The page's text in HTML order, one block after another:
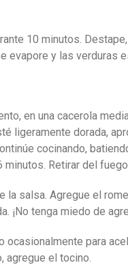
10 minutos.
evapore y las verduras
en una cacerola
ligeramente dorada,
cocinando,
Retirar del
la salsa. Agregue el
¡No tenga miedo de
ocasionalmente para
agregue el tocino.